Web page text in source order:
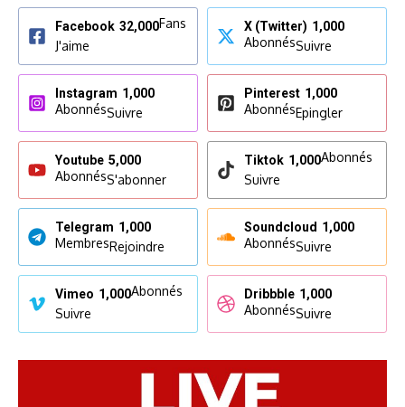
Facebook 32,000Fans
J'aime
X (Twitter) 1,000
AbonnésSuivre
Instagram 1,000
AbonnésSuivre
Pinterest 1,000
AbonnésEpingler
Youtube 5,000
AbonnésS'abonner
Tiktok 1,000Abonnés
Suivre
Telegram 1,000
MembresRejoindre
Soundcloud 1,000
AbonnésSuivre
Vimeo 1,000Abonnés
Suivre
Dribbble 1,000
AbonnésSuivre